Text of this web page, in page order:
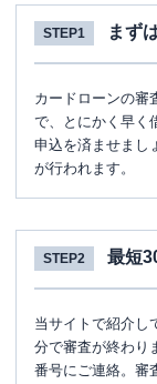
STEP1 まず
カードローンの審
で、とにかく早く
申込を済ませまし
が行われます。
STEP2 最短
当サイトで紹介し
分で審査が終わり
番号にご連絡。審